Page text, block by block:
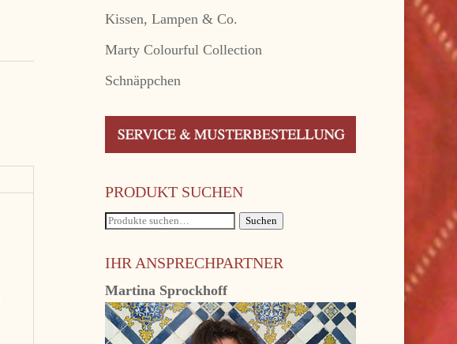
Kissen, Lampen & Co.
Marty Colourful Collection
Schnäppchen
PRODUKT SUCHEN
Suche
Suchen
IHR ANSPRECHPARTNER
Martina Sprockhoff